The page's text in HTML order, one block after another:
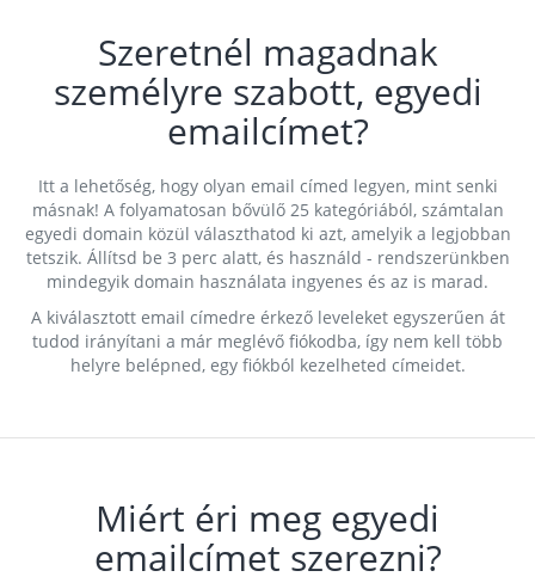
Szeretnél magadnak
személyre szabott, egyedi
emailcímet?
Itt a lehetőség, hogy olyan email címed legyen, mint senki
másnak! A folyamatosan bővülő 25 kategóriából, számtalan
egyedi domain közül választhatod ki azt, amelyik a legjobban
tetszik. Állítsd be 3 perc alatt, és használd - rendszerünkben
mindegyik domain használata ingyenes és az is marad.
A kiválasztott email címedre érkező leveleket egyszerűen át
tudod irányítani a már meglévő fiókodba, így nem kell több
helyre belépned, egy fiókból kezelheted címeidet.
Miért éri meg egyedi
emailcímet szerezni?